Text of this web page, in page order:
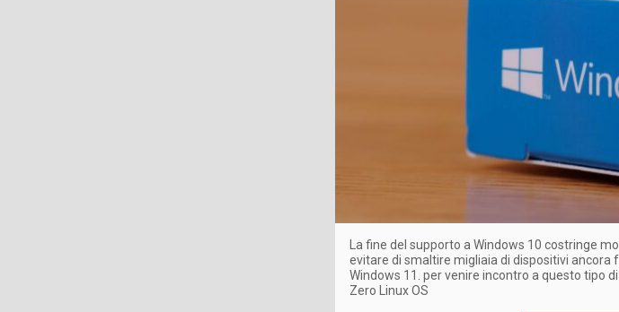
La fine del supporto a Windows 10 costringe
evitare di smaltire migliaia di dispositivi
Windows 11. per venire incontro a questo tipo
Zero Linux OS